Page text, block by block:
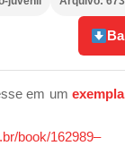
em um
book/162989–